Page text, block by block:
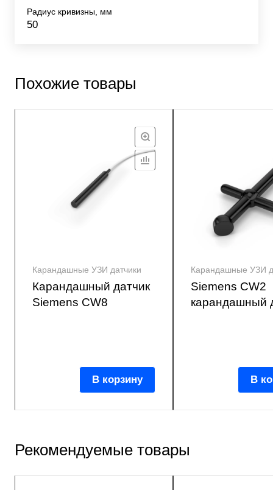
Радиус кривизны, мм
50
Похожие товары
Карандашные УЗИ датчики
Карандашный датчик
Siemens CW8
В корзину
Карандашные УЗИ
Siemens CW2
карандашный
В
Рекомендуемые товары